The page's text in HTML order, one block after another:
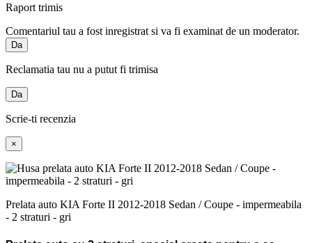
Raport trimis
Comentariul tau a fost inregistrat si va fi examinat de un moderator.
Da
Reclamatia tau nu a putut fi trimisa
Da
Scrie-ti recenzia
×
Prelata auto KIA Forte II 2012-2018 Sedan / Coupe - impermeabila
- 2 straturi - gri